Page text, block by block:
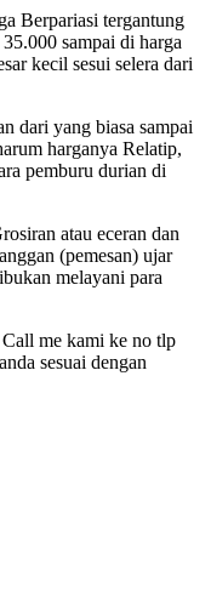
Berpariasi tergantung
sampai di harga
kecil sesui selera dari
dari yang biasa sampai
harganya Relatip,
pemburu durian di
atau eceran dan
(pemesan) ujar
melayani para
me kami ke no tlp
sesuai dengan